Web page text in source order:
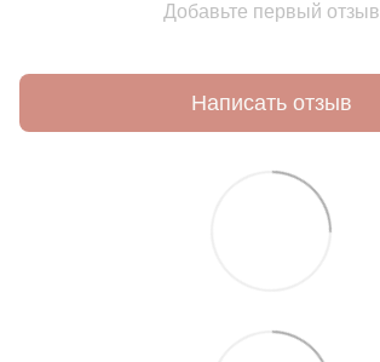
Добавьте первый отзыв
Написать отзыв